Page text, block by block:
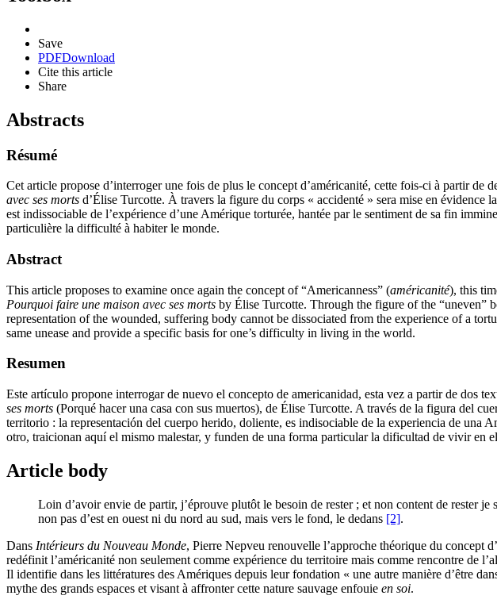
Save
PDFDownload
Cite this article
Share
Abstracts
Résumé
Cet article propose d’interroger une fois de plus le concept d’américanité, cette fois-ci à partir de
avec ses morts d’Élise Turcotte. À travers la figure du corps « accidenté » sera mise en évidence
est indissociable de l’expérience d’une Amérique torturée, hantée par le sentiment de sa fin
particulière la difficulté à habiter le monde.
Abstract
This article proposes to examine once again the concept of “Americanness” (américanité), this
Pourquoi faire une maison avec ses morts by Élise Turcotte. Through the figure of the “uneven”
representation of the wounded, suffering body cannot be dissociated from the experience of a
same unease and provide a specific basis for one’s difficulty in living in the world.
Resumen
Este artículo propone interrogar de nuevo el concepto de americanidad, esta vez a partir de dos
ses morts (Porqué hacer una casa con sus muertos), de Élise Turcotte. A través de la figura del
territorio : la representación del cuerpo herido, doliente, es indisociable de la experiencia de una
otro, traicionan aquí el mismo malestar, y funden de una forma particular la dificultad de vivir en
Article body
Loin d’avoir envie de partir, j’éprouve plutôt le besoin de rester ; et non content de rester
non pas d’est en ouest ni du nord au sud, mais vers le fond, le dedans [2].
Dans Intérieurs du Nouveau Monde, Pierre Nepveu renouvelle l’approche théorique du concept
redéfinit l’américanité non seulement comme expérience du territoire mais comme rencontre de
Il identifie dans les littératures des Amériques depuis leur fondation « une autre manière d’être
mythe des grands espaces et visant à affronter cette nature sauvage enfouie en soi.